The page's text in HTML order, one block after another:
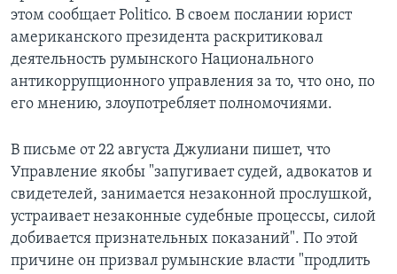
этом сообщает Politico. В своем послании юрист
американского президента раскритиковал
деятельность румынского Национального
антикоррупционного управления за то, что оно, по
его мнению, злоупотребляет полномочиями.
В письме от 22 августа Джулиани пишет, что
Управление якобы "запугивает судей, адвокатов и
свидетелей, занимается незаконной прослушкой,
устраивает незаконные судебные процессы, силой
добивается признательных показаний". По этой
причине он призвал румынские власти "продлить